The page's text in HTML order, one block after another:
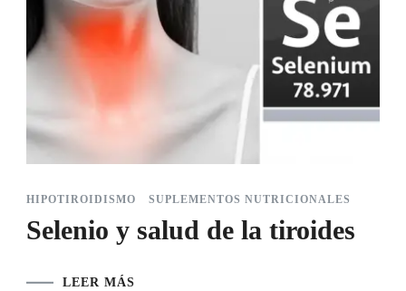
HIPOTIROIDISMO SUPLEMENTOS NUTRICIONALES
Selenio y salud de la tiroides
LEER MÁS